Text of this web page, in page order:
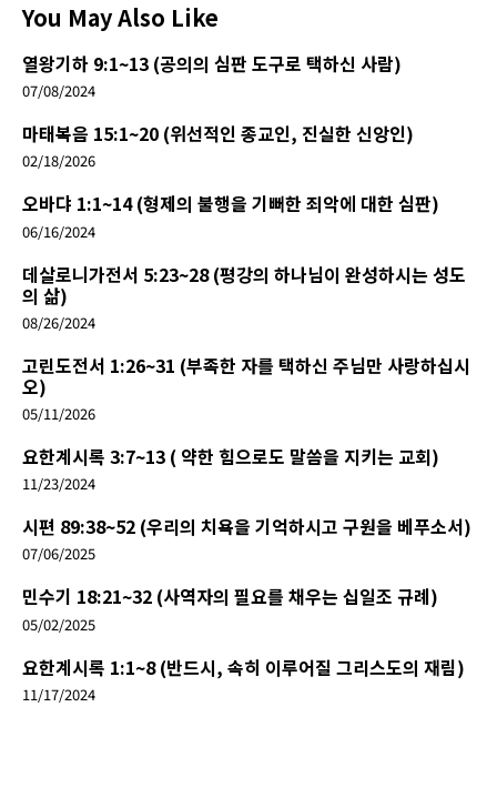
You May Also Like
열왕기하 9:1~13 (공의의 심판 도구로 택하신 사람)
07/08/2024
마태복음 15:1~20 (위선적인 종교인, 진실한 신앙인)
02/18/2026
오바댜 1:1~14 (형제의 불행을 기뻐한 죄악에 대한 심판)
06/16/2024
데살로니가전서 5:23~28 (평강의 하나님이 완성하시는 성도
의 삶)
08/26/2024
고린도전서 1:26~31 (부족한 자를 택하신 주님만 사랑하십시
오)
05/11/2026
요한계시록 3:7~13 ( 약한 힘으로도 말씀을 지키는 교회)
11/23/2024
시편 89:38~52 (우리의 치욕을 기억하시고 구원을 베푸소서)
07/06/2025
민수기 18:21~32 (사역자의 필요를 채우는 십일조 규례)
05/02/2025
요한계시록 1:1~8 (반드시, 속히 이루어질 그리스도의 재림)
11/17/2024